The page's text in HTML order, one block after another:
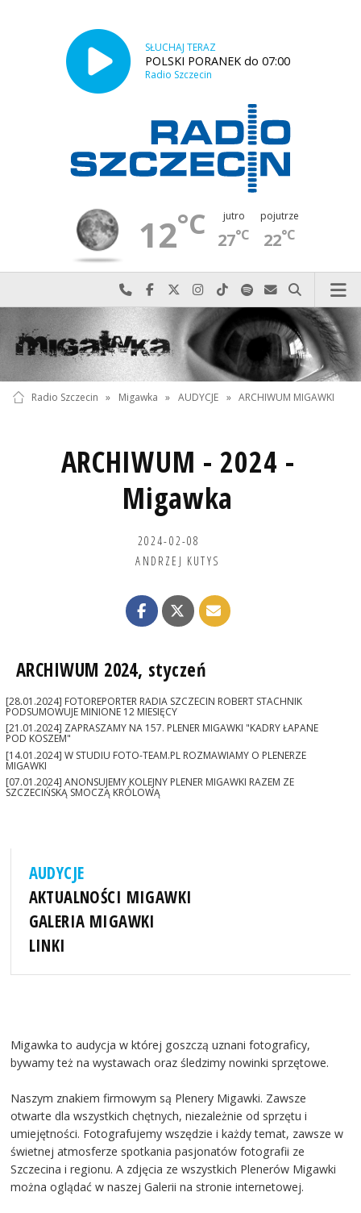
SŁUCHAJ TERAZ
POLSKI PORANEK do 07:00
Radio Szczecin
12°C jutro
27°C
pojutrze
22°C
Najlepiej po prostu do nas zadzwoń
Odwiedź nas na Facebook-u
Odwiedź nas na X
Odwiedź nas na Instagram-ie
Odwiedź nas na TikTok-u
Szukaj nas na Spotify
Wyślij do nas
Szukaj
Radio Szczecin » Migawka » AUDYCJE » ARCHIWUM MIGAWKI
ARCHIWUM - 2024 -
Migawka
2024-02-08
ANDRZEJ KUTYS
ARCHIWUM 2024, styczeń
[28.01.2024] FOTOREPORTER RADIA SZCZECIN ROBERT STACHNIK
PODSUMOWUJE MINIONE 12 MIESIĘCY
[21.01.2024] ZAPRASZAMY NA 157. PLENER MIGAWKI "KADRY ŁAPANE
POD KOSZEM"
[14.01.2024] W STUDIU FOTO-TEAM.PL ROZMAWIAMY O PLENERZE
MIGAWKI
[07.01.2024] ANONSUJEMY KOLEJNY PLENER MIGAWKI RAZEM ZE
SZCZECIŃSKĄ SMOCZĄ KRÓLOWĄ
AUDYCJE
AKTUALNOŚCI MIGAWKI
GALERIA MIGAWKI
LINKI
Migawka to audycja w której goszczą uznani fotograficy,
bywamy też na wystawach oraz śledzimy nowinki sprzętowe.
Naszym znakiem firmowym są Plenery Migawki. Zawsze
otwarte dla wszystkich chętnych, niezależnie od sprzętu i
umiejętności. Fotografujemy wszędzie i każdy temat, zawsze w
świetnej atmosferze spotkania pasjonatów fotografii ze
Szczecina i regionu. A zdjęcia ze wszystkich Plenerów Migawki
można oglądać w naszej Galerii na stronie internetowej.